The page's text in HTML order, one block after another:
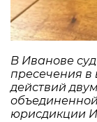
В Иванове
пресечения в
действий
юрисдикции